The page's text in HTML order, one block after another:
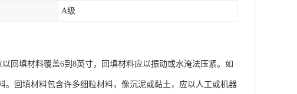
A级
回填材料覆盖6到8英寸，回填材料应以振动或水淹法压紧。如
回填材料包含许多细粒材料，像沉泥或黏土，应以人工或机器